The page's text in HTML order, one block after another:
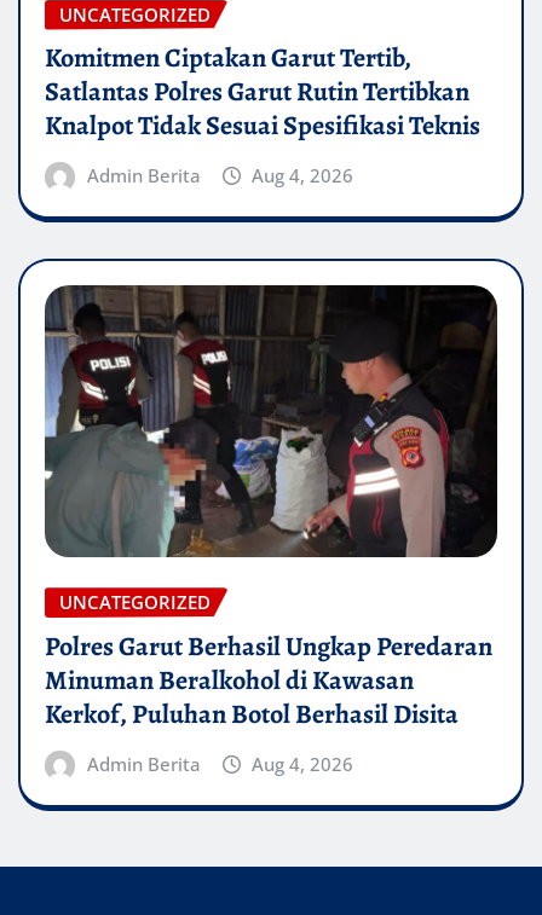
UNCATEGORIZED
Komitmen Ciptakan Garut Tertib,
Satlantas Polres Garut Rutin Tertibkan
Knalpot Tidak Sesuai Spesifikasi Teknis
Admin Berita Aug 4, 2026
UNCATEGORIZED
Polres Garut Berhasil Ungkap Peredaran
Minuman Beralkohol di Kawasan
Kerkof, Puluhan Botol Berhasil Disita
Admin Berita Aug 4, 2026